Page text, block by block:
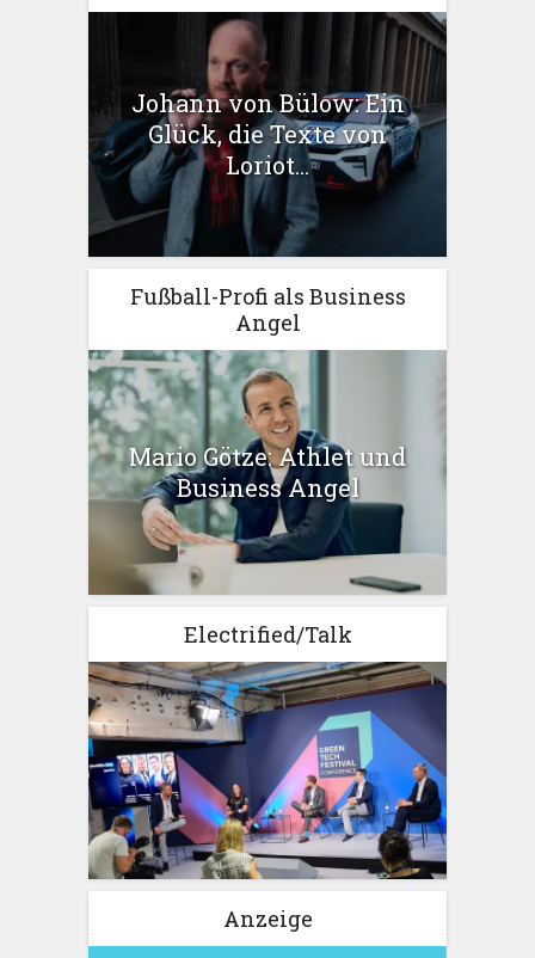
Johann von Bülow: Ein
Glück, die Texte von
Loriot...
Fußball-Profi als Business
Angel
Mario Götze: Athlet und
Business Angel
Electrified/Talk
Anzeige